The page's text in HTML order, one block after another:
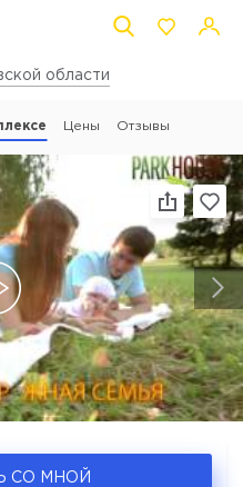
области
Цены Отзывы
СО МНОЙ